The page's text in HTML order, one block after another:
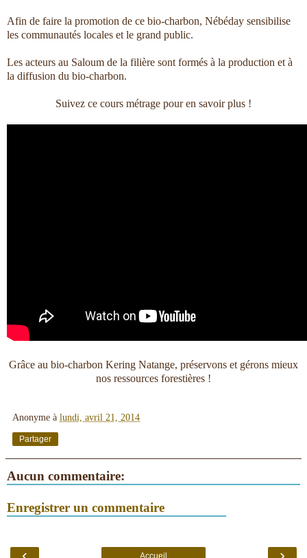
Afin de faire la promotion de ce bio-charbon, Nébéday sensibilise
les communautés locales et le grand public.
Les acteurs au Saloum de la filière sont formés à la production et à
la diffusion du bio-charbon.
Suivez ce cours métrage pour en savoir plus !
Grâce au bio-charbon Kering Natange, préservons et gérons mieux
nos ressources forestières !
Anonyme à lundi, avril 21, 2014
Partager
Aucun commentaire:
Enregistrer un commentaire
Accueil